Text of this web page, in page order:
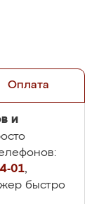
Оплата
и
01,
быстро